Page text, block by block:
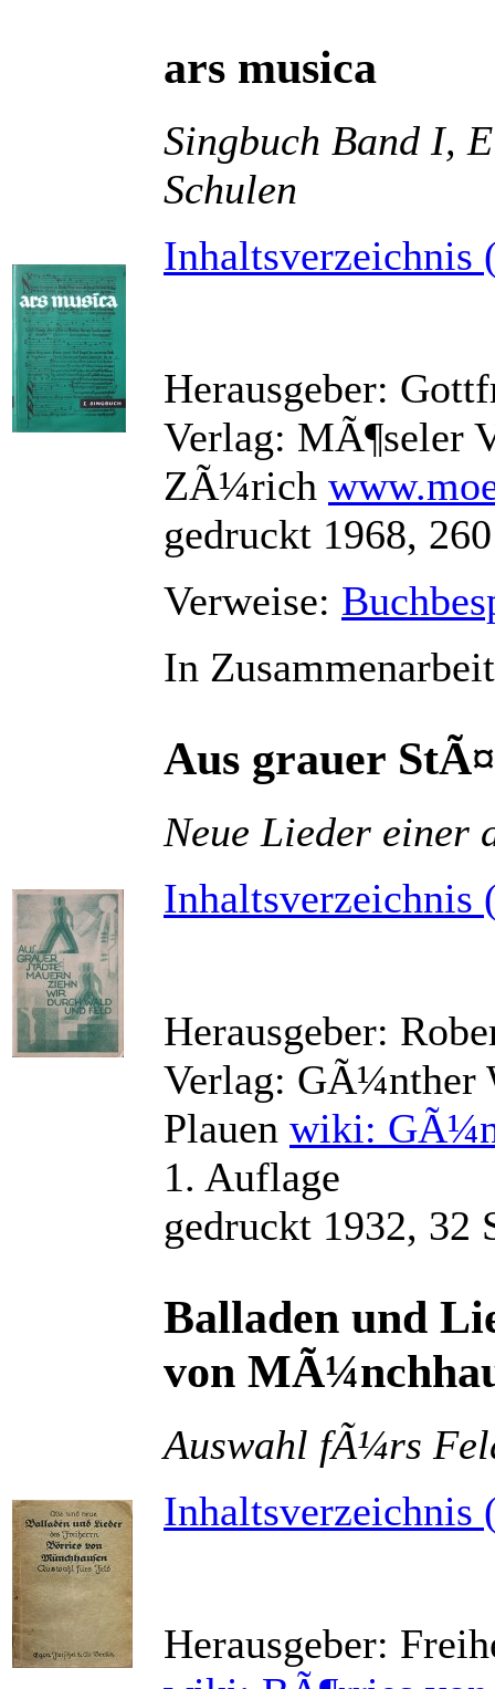
ars musica
Singbuch Band I,
Schulen
Inhaltsverzeichnis
Herausgeber:
Verlag: MÃ¶seler
ZÃ¼rich
gedruckt 1968,
Verweise:
In
Aus grauer
Neue Lieder einer
Inhaltsverzeichnis
Herausgeber:
Verlag: GÃ¼nther
Plauen wiki:
1. Auflage
gedruckt 1932, 32
Balladen und
von
Auswahl fÃ¼rs
Inhaltsverzeichnis
Herausgeber: